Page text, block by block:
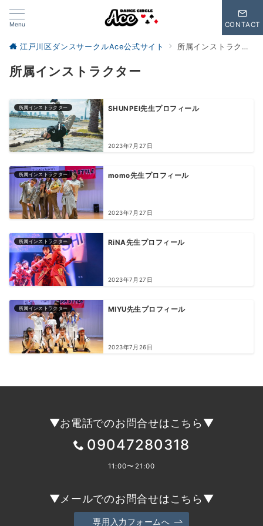
Menu CONTACT
江戸川区ダンスサークルAce公式サイト 所属インストラクター
所属インストラクター
所属インストラクター SHUNPEI先生プロフィール
2023年7月27日
所属インストラクター momo先生プロフィール
2023年7月27日
所属インストラクター RiNA先生プロフィール
2023年7月27日
所属インストラクター MIYU先生プロフィール
2023年7月26日
▼お電話でのお問合せはこちら▼
09047280318
11:00〜21:00
▼メールでのお問合せはこちら▼
専用入力フォームへ